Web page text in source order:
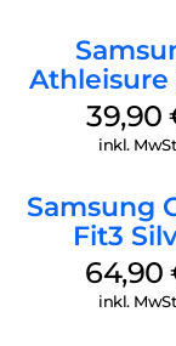
Athleisure
M/L
Watch7
39,90
inkl.
Samsung
Fit3
64,90
inkl.